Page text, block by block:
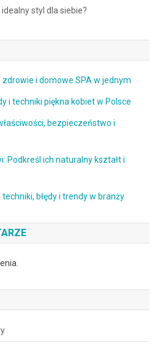
styl dla siebie?
zdrowie i domowe SPA w jednym
i techniki piękna kobiet w Polsce
bezpieczeństwo i
Podkreśl ich naturalny kształt i
błędy i trendy w branży